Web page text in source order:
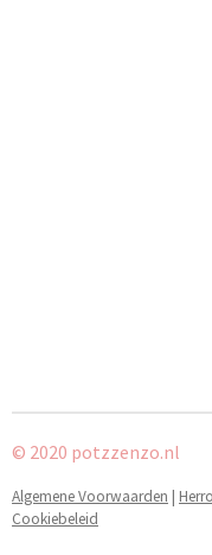
© 2020 potzzenzo.nl
Algemene Voorwaarden |
Cookiebeleid